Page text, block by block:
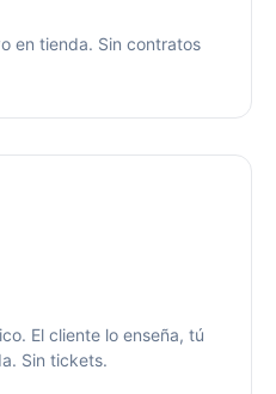
en tienda. Sin contratos
El cliente lo enseña, tú
Sin tickets.